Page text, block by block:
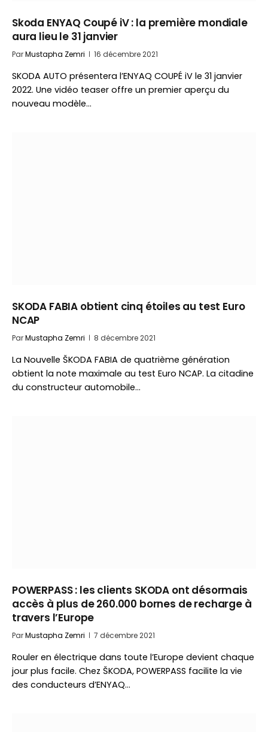
Skoda ENYAQ Coupé iV : la première mondiale
aura lieu le 31 janvier
ParMustapha Zemri 16 décembre 2021
SKODA AUTO présentera l’ENYAQ COUPÉ iV le 31 janvier
2022. Une vidéo teaser offre un premier aperçu du
nouveau modèle…
SKODA FABIA obtient cinq étoiles au test Euro
NCAP
ParMustapha Zemri 8 décembre 2021
La Nouvelle ŠKODA FABIA de quatrième génération
obtient la note maximale au test Euro NCAP. La citadine
du constructeur automobile…
POWERPASS : les clients SKODA ont désormais
accès à plus de 260.000 bornes de recharge à
travers l’Europe
ParMustapha Zemri 7 décembre 2021
Rouler en électrique dans toute l’Europe devient chaque
jour plus facile. Chez ŠKODA, POWERPASS facilite la vie
des conducteurs d’ENYAQ…